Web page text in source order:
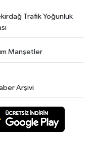
Trafik Yoğunluk
Manşetler
Arşivi